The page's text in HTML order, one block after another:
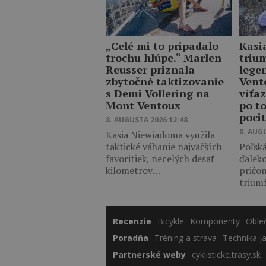
„Celé mi to pripadalo
trochu hlúpe.“ Marlen
Reusser priznala
zbytočné taktizovanie
s Demi Vollering na
Mont Ventoux
8. AUGUSTA 2026 12:48
Kasia Niewiadoma využila
taktické váhanie najväčších
favoritiek, necelých desať
kilometrov…
po
8.
Recenzie Bicykle Komponenty
Poradňa
Tréning a strava
Technika
Partnerské weby cyklisticke.trasy.sk